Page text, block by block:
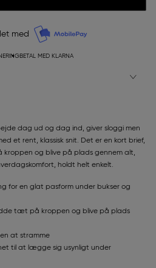
med
BETAL MED KLARNA
dag ud og dag ind, giver sloggi men
et rent, klassisk snit. Det er en kort brief,
og blive på plads gennem alt,
holdt helt enkelt.
for en glat pasform under bukser og
tæt på kroppen og blive på plads
at stramme
til at lægge sig usynligt under